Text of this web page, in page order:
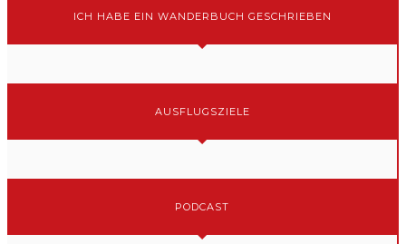
ICH HABE EIN WANDERBUCH GESCHRIEBEN
AUSFLUGSZIELE
PODCAST